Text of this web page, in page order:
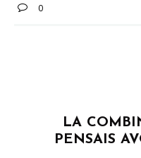
0
LA
PENSAIS